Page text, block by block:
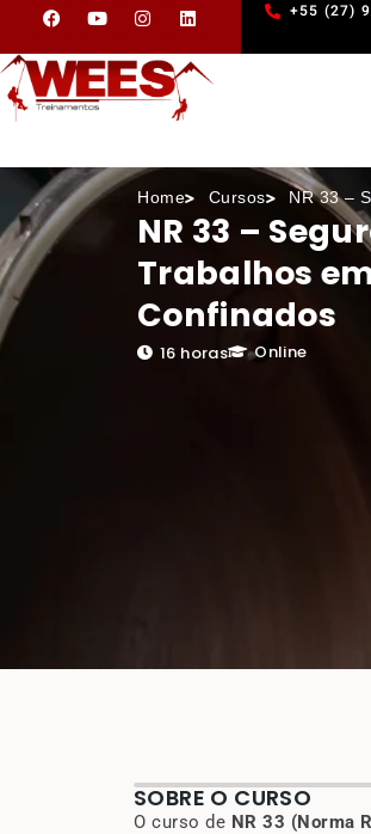
+55 (27)
Home Cursos NR 33 –
NR 33 –
Trabalhos
Confinados
16 horas Online
SOBRE O CURSO
O curso de NR 33 (Norma